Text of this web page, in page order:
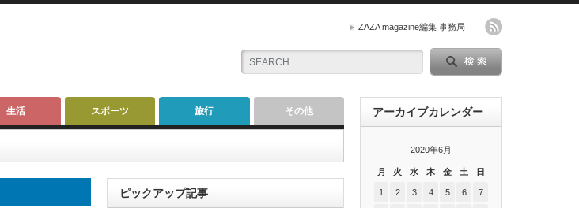
ZAZA magazine編集 事務局
生活 スポーツ 旅行 その他
ピックアップ記事
アーカイブカレンダー
2020年6月
月 火 水 木 金 土 日
1 2 3 4 5 6 7